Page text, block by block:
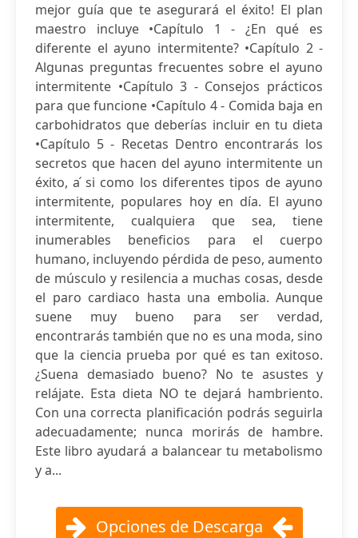
mejor guía que te asegurará el éxito! El plan
maestro incluye •Capítulo 1 - ¿En qué es
diferente el ayuno intermitente? •Capítulo 2 -
Algunas preguntas frecuentes sobre el ayuno
intermitente •Capítulo 3 - Consejos prácticos
para que funcione •Capítulo 4 - Comida baja en
carbohidratos que deberías incluir en tu dieta
•Capítulo 5 - Recetas Dentro encontrarás los
secretos que hacen del ayuno intermitente un
éxito, a ́si como los diferentes tipos de ayuno
intermitente, populares hoy en día. El ayuno
intermitente, cualquiera que sea, tiene
inumerables beneficios para el cuerpo
humano, incluyendo pérdida de peso, aumento
de músculo y resilencia a muchas cosas, desde
el paro cardiaco hasta una embolia. Aunque
suene muy bueno para ser verdad,
encontrarás también que no es una moda, sino
que la ciencia prueba por qué es tan exitoso.
¿Suena demasiado bueno? No te asustes y
relájate. Esta dieta NO te dejará hambriento.
Con una correcta planificación podrás seguirla
adecuadamente; nunca morirás de hambre.
Este libro ayudará a balancear tu metabolismo
y a...
Opciones de Descarga